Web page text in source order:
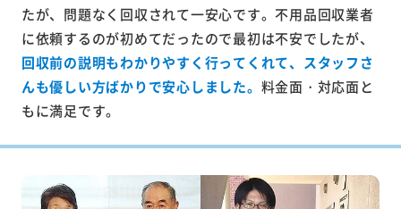
たが、問題なく回収されて一安心です。不用品回収業者
に依頼するのが初めてだったので最初は不安でしたが、
回収前の説明もわかりやすく行ってくれて、スタッフさ
んも優しい方ばかりで安心しました。 料金面・対応面と
もに満足です。